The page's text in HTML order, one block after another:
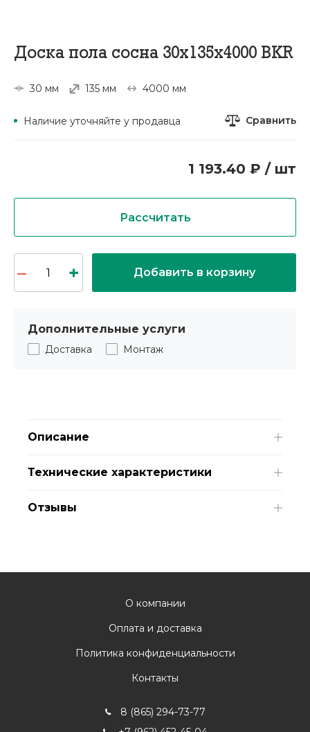
Доска пола сосна 30х135х4000 BKR
30 мм 135 мм 4000 мм
Наличие уточняйте у продавца Сравнить
1 193.40 ₽ / шт
Рассчитать
Добавить в корзину
Дополнительные услуги
Доставка Монтаж
Описание
Технические характеристики
Отзывы
О компании
Оплата и доставка
Политика конфиденциальности
Контакты
8 (865) 294-73-77